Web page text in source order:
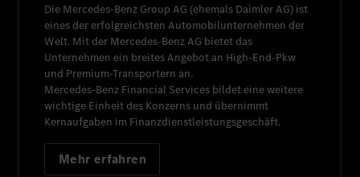
Die Mercedes-Benz Group AG (ehemals Daimler AG) ist
eines der erfolgreichsten Automobilunternehmen der
Welt. Mit der Mercedes-Benz AG bietet das
Unternehmen ein breites Angebot an High-End-Pkw
und Premium-Transportern an.
Mercedes-Benz Financial Services bildet eine weitere
wichtige Einheit des Konzerns und übernimmt
Kernaufgaben im Finanzdienstleistungsgeschäft.
Mehr erfahren